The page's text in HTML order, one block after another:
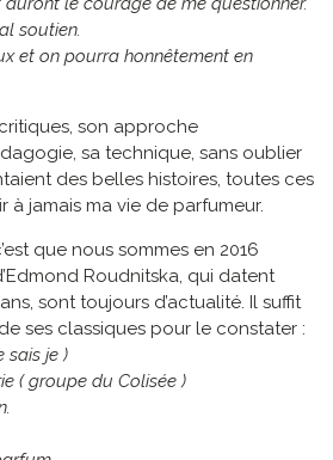
soutien.
et on pourra honnêtement en
son approche
sa technique, sans oublier
des belles histoires, toutes ces
à jamais ma vie de parfumeur.
que nous sommes en 2016
Roudnitska, qui datent
sont toujours d’actualité. Il suffit
ses classiques pour le constater :
sais je )
( groupe du Colisée )